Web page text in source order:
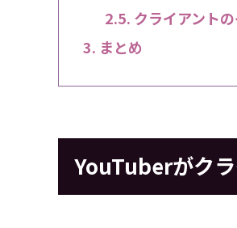
クライアント
まとめ
YouTuberがク